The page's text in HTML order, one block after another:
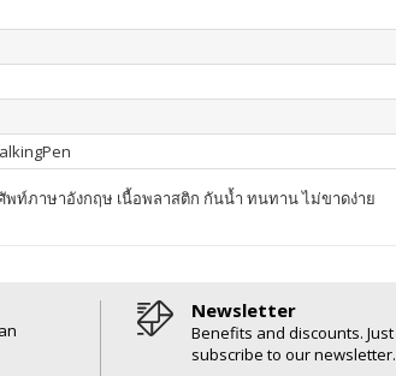
พท์ภาษาอังกฤษ เนื้อพลาสติก กันน้ำ ทนทาน ไม่ขาดง่าย
Newsletter
Benefits and discounts. Just
subscribe to our newsletter.